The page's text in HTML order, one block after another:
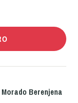
Morado Berenjena